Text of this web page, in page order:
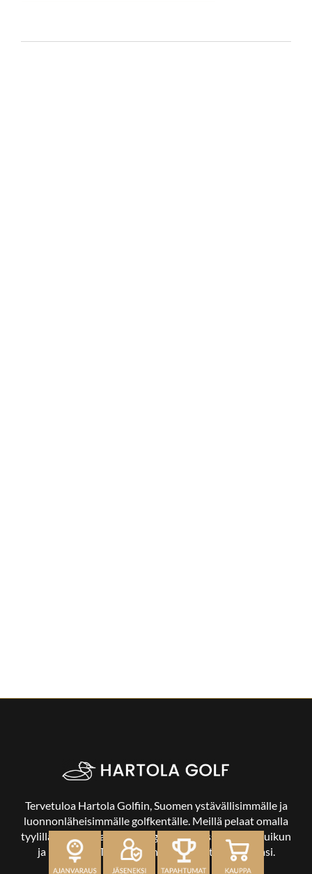
Tervetuloa Hartola Golfiin, Suomen ystävällisimmälle ja
luonnonläheisimmälle golfkentälle. Meillä pelaat omalla
tyylilläsi ja tasollasi – ja bongaat halutessasi vaikka uikun
ja kuikankin. Tärkeintä on, että nautit vierailustasi.